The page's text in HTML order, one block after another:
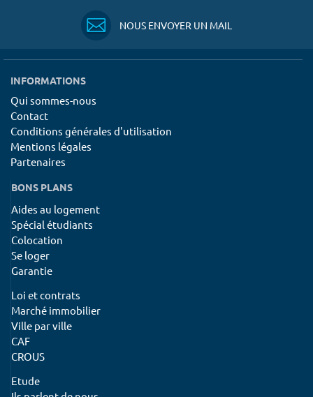
NOUS ENVOYER UN MAIL
INFORMATIONS
Qui sommes-nous
Contact
Conditions générales d'utilisation
Mentions légales
Partenaires
BONS PLANS
Aides au logement
Spécial étudiants
Colocation
Se loger
Garantie
Loi et contrats
Marché immobilier
Ville par ville
CAF
CROUS
Etude